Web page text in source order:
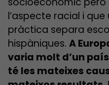
l’aspecte racial i
pràctica separa
hispàniques. A
varia molt d’un
té les mateixes